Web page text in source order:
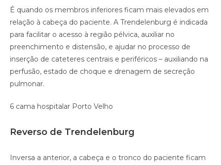
É quando os membros inferiores ficam mais elevados em
relação à cabeça do paciente. A Trendelenburg é indicada
para facilitar o acesso à região pélvica, auxiliar no
preenchimento e distensão, e ajudar no processo de
inserção de cateteres centrais e periféricos – auxiliando na
perfusão, estado de choque e drenagem de secreção
pulmonar.
6 cama hospitalar Porto Velho
Reverso de Trendelenburg
Inversa a anterior, a cabeça e o tronco do paciente ficam